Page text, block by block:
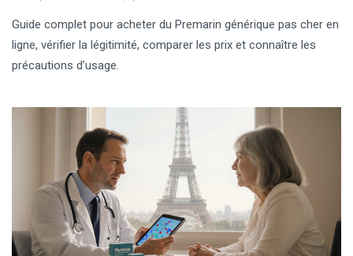
Guide complet pour acheter du Premarin générique pas cher en
ligne, vérifier la légitimité, comparer les prix et connaître les
précautions d’usage.